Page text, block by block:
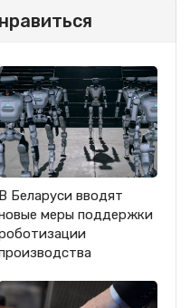
В Беларуси вводят
меры поддержки